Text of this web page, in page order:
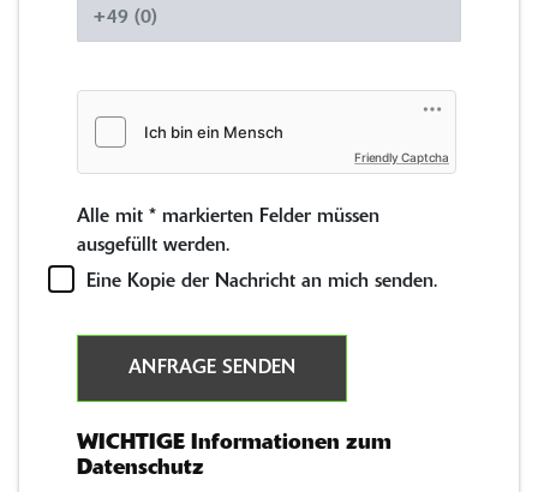
Friendly Captcha
Alle mit * markierten Felder müssen
ausgefüllt werden.
Eine Kopie der Nachricht an mich senden.
ANFRAGE SENDEN
WICHTIGE Informationen zum
Datenschutz